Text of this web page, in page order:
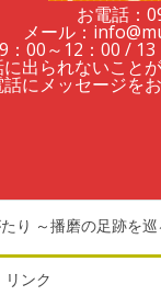
お電話：
メール：
：00～12：00 /
に出られないこと
にメッセージをお
り ～播磨の足跡を巡
リンク